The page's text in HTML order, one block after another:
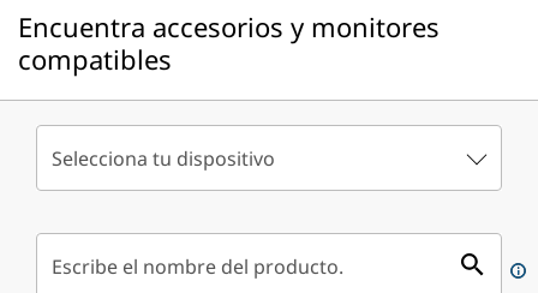
transmisión
y portátiles
Encuentra accesorios y monitores
compatibles
Selecciona tu dispositivo
Escribe el nombre del producto.